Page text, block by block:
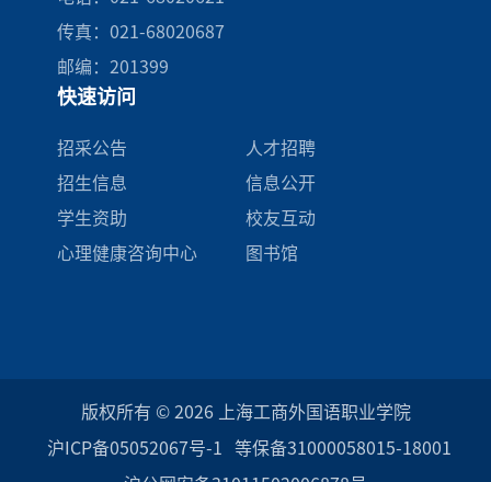
传真：021-68020687
邮编：201399
快速访问
招采公告
人才招聘
招生信息
信息公开
学生资助
校友互动
心理健康咨询中心
图书馆
版权所有 © 2026 上海工商外国语职业学院
沪ICP备05052067号-1 等保备31000058015-18001